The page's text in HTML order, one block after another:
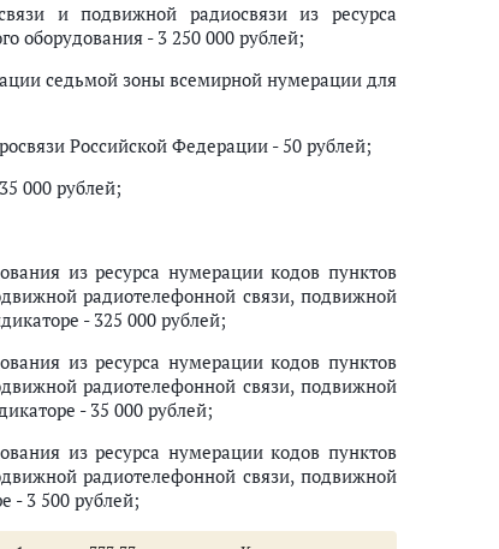
мировыми судьями
к мировым судьям
действия, совершаемые органами записи актов
значимые действия, совершаемые органами записи
или выходом из гражданства Российской Федерации, а
Федерации или выходом из гражданства Российской
государственной регистрации программы для
по государственному контролю (надзору) за
функции по государственному контролю
и подвижной радиосвязи из ресурса
оборудования - 3 250 000 рублей;
седьмой зоны всемирной нумерации для
Российской Федерации - 50 рублей;
000 рублей;
из ресурса нумерации кодов пунктов
радиотелефонной связи, подвижной
- 325 000 рублей;
из ресурса нумерации кодов пунктов
радиотелефонной связи, подвижной
- 35 000 рублей;
из ресурса нумерации кодов пунктов
радиотелефонной связи, подвижной
- 3 500 рублей;